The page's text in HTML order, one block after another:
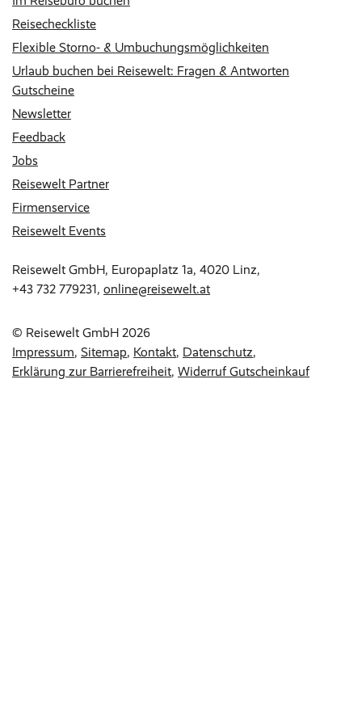
Reisecheckliste
Flexible Storno- & Umbuchungsmöglichkeiten
Urlaub buchen bei Reisewelt: Fragen & Antworten
Gutscheine
Newsletter
Feedback
Jobs
Reisewelt Partner
Firmenservice
Reisewelt Events
Reisewelt GmbH, Europaplatz 1a, 4020 Linz,
+43 732 779231, online@reisewelt.at
© Reisewelt GmbH 2026
Impressum Sitemap Kontakt Datenschutz
Erklärung zur Barrierefreiheit Widerruf Gutscheinkauf